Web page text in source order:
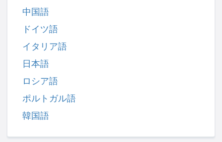
中国語
ドイツ語
イタリア語
日本語
ロシア語
ポルトガル語
韓国語